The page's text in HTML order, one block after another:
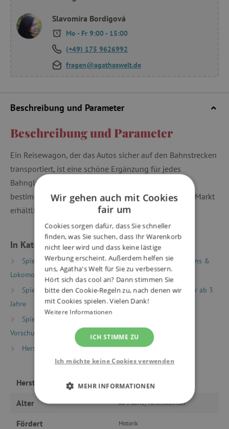
Slavomíra Bordigová
Mo - Fr 9:00 - 15:00
(+49) 175 9626992
fragen@agathaswelt.de
Beschreibung und Parameter
Beschreibung und Parameter
Ein Reisewagon, der das Autos sicher auf den Bahnstrecken
transportiert, ist eine schöne Ergänzung für jedes
Bahngleise. Das Spielzeug ist für Kinder ab 3 Jahren
bestimmt. Bigjigs können mit allen anderen auf dem Markt
erhältlichen Holzbahngleisen kombiniert werden.
In Kategorien eingeteilt
Spielzeug nach Typ Holzeisenbahnen
Waggons &
Lokomotiven
Spielzeug nach Alter
Spiele & Spielzeug für Kinder ab 3
Jahre
Spielzeug nach Alter
Vorschulkinder (Alter 5+)
Hersteller
Bigjigs
Hersteller Bigjigs
Alter ab 3 Jahre, Vorschulkinder
Fördert Motorik
Wir gehen auch mit Cookies
fair um
Cookies sorgen dafür, dass Sie schneller
finden, was Sie suchen, dass Ihr Warenkorb
nicht leer wird und dass keine lästige
Werbung erscheint. Außerdem helfen sie
uns, Agatha's Welt für Sie zu verbessern.
Hört sich das cool an? Dann stimmen Sie
bitte den Cookie-Regeln zu, nach denen wir
mit Cookies spielen. Vielen Dank!
Weitere Informationen
ICH STIMME ZU
Ich möchte keine Cookies verwenden
MEHR INFORMATIONEN
UNBEDINGT ERFORDERLICH